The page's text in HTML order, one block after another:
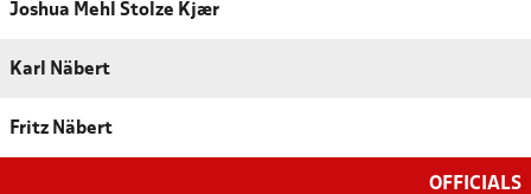
Joshua Mehl Stolze Kjær
Karl Näbert
Fritz Näbert
OFFICIALS